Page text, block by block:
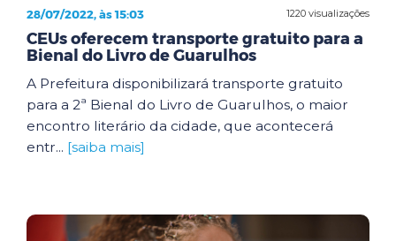
1220 visualizações
28/07/2022, às 15:03
CEUs oferecem transporte gratuito para a
Bienal do Livro de Guarulhos
A Prefeitura disponibilizará transporte gratuito
para a 2ª Bienal do Livro de Guarulhos, o maior
encontro literário da cidade, que acontecerá
entr... [saiba mais]